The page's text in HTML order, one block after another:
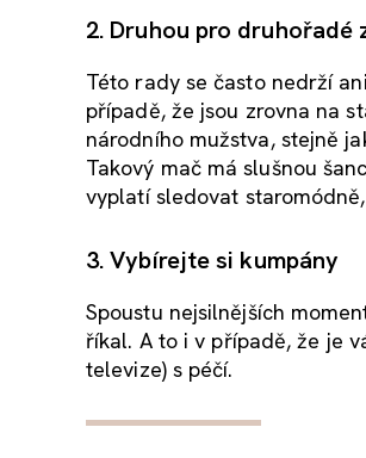
2. Druhou pro druhořadé
Této rady se často nedrží
případě, že jsou zrovna na
národního mužstva, stejně
Takový mač má slušnou
vyplatí sledovat
3. Vybírejte si kumpány
Spoustu nejsilnějších
říkal. A to i v případě, že je
televize) s péčí.